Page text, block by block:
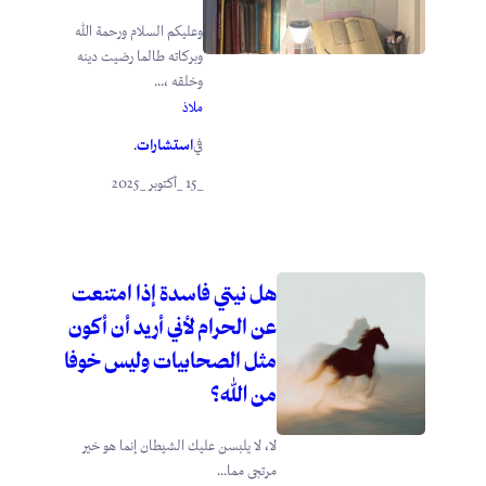
وعليكم السلام ورحمة الله
وبركاته طالما رضيت دينه
وخلقه ،...
ملاذ
فياستشارات.
هل نيتي فاسدة إذا امتنعت
عن الحرام لأني أريد أن أكون
مثل الصحابيات وليس خوفا
من الله؟
لا، لا يلبسن عليك الشيطان إنما هو خير
مرتجى مما...